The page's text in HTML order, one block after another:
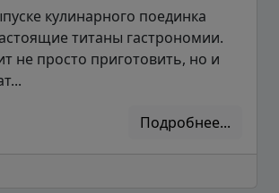
кулинарного поединка
титаны гастрономии.
не просто приготовить, но и
Подробнее...